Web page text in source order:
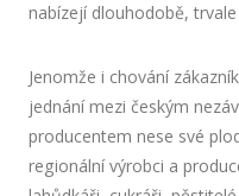
nabízejí dlouhodobě,
Jenomže i chování
jednání mezi českým
producentem nese své
regionální výrobci a